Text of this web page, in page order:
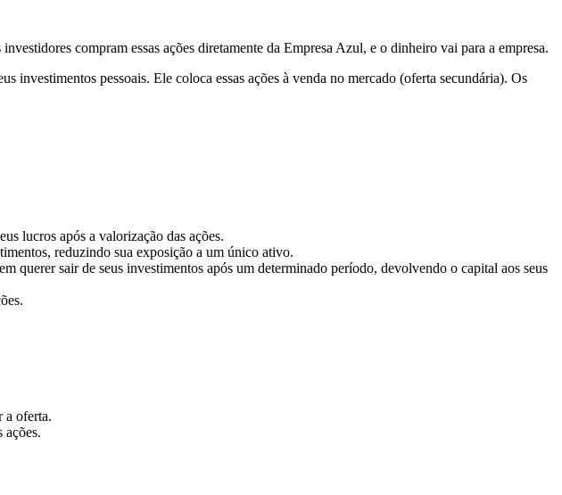
compram essas ações diretamente da Empresa Azul, e o dinheiro vai para a empresa.
investimentos pessoais. Ele coloca essas ações à venda no mercado (oferta secundária). Os
lucros após a valorização das ações.
reduzindo sua exposição a um único ativo.
querer sair de seus investimentos após um determinado período, devolvendo o capital aos seus
a oferta.
ações.